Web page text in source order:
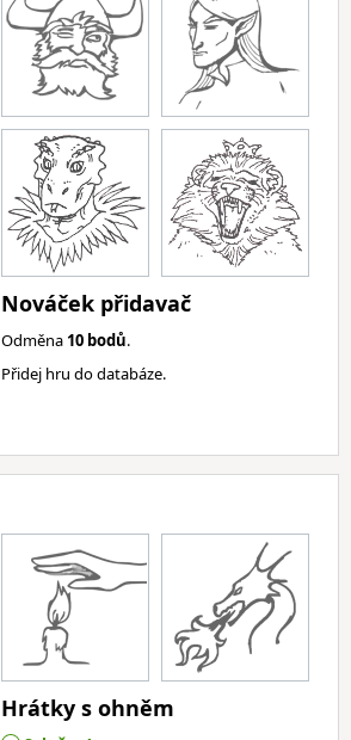
Nováček přidavač
Odměna 10 bodů.
Přidej hru do databáze.
Hrátky s ohněm